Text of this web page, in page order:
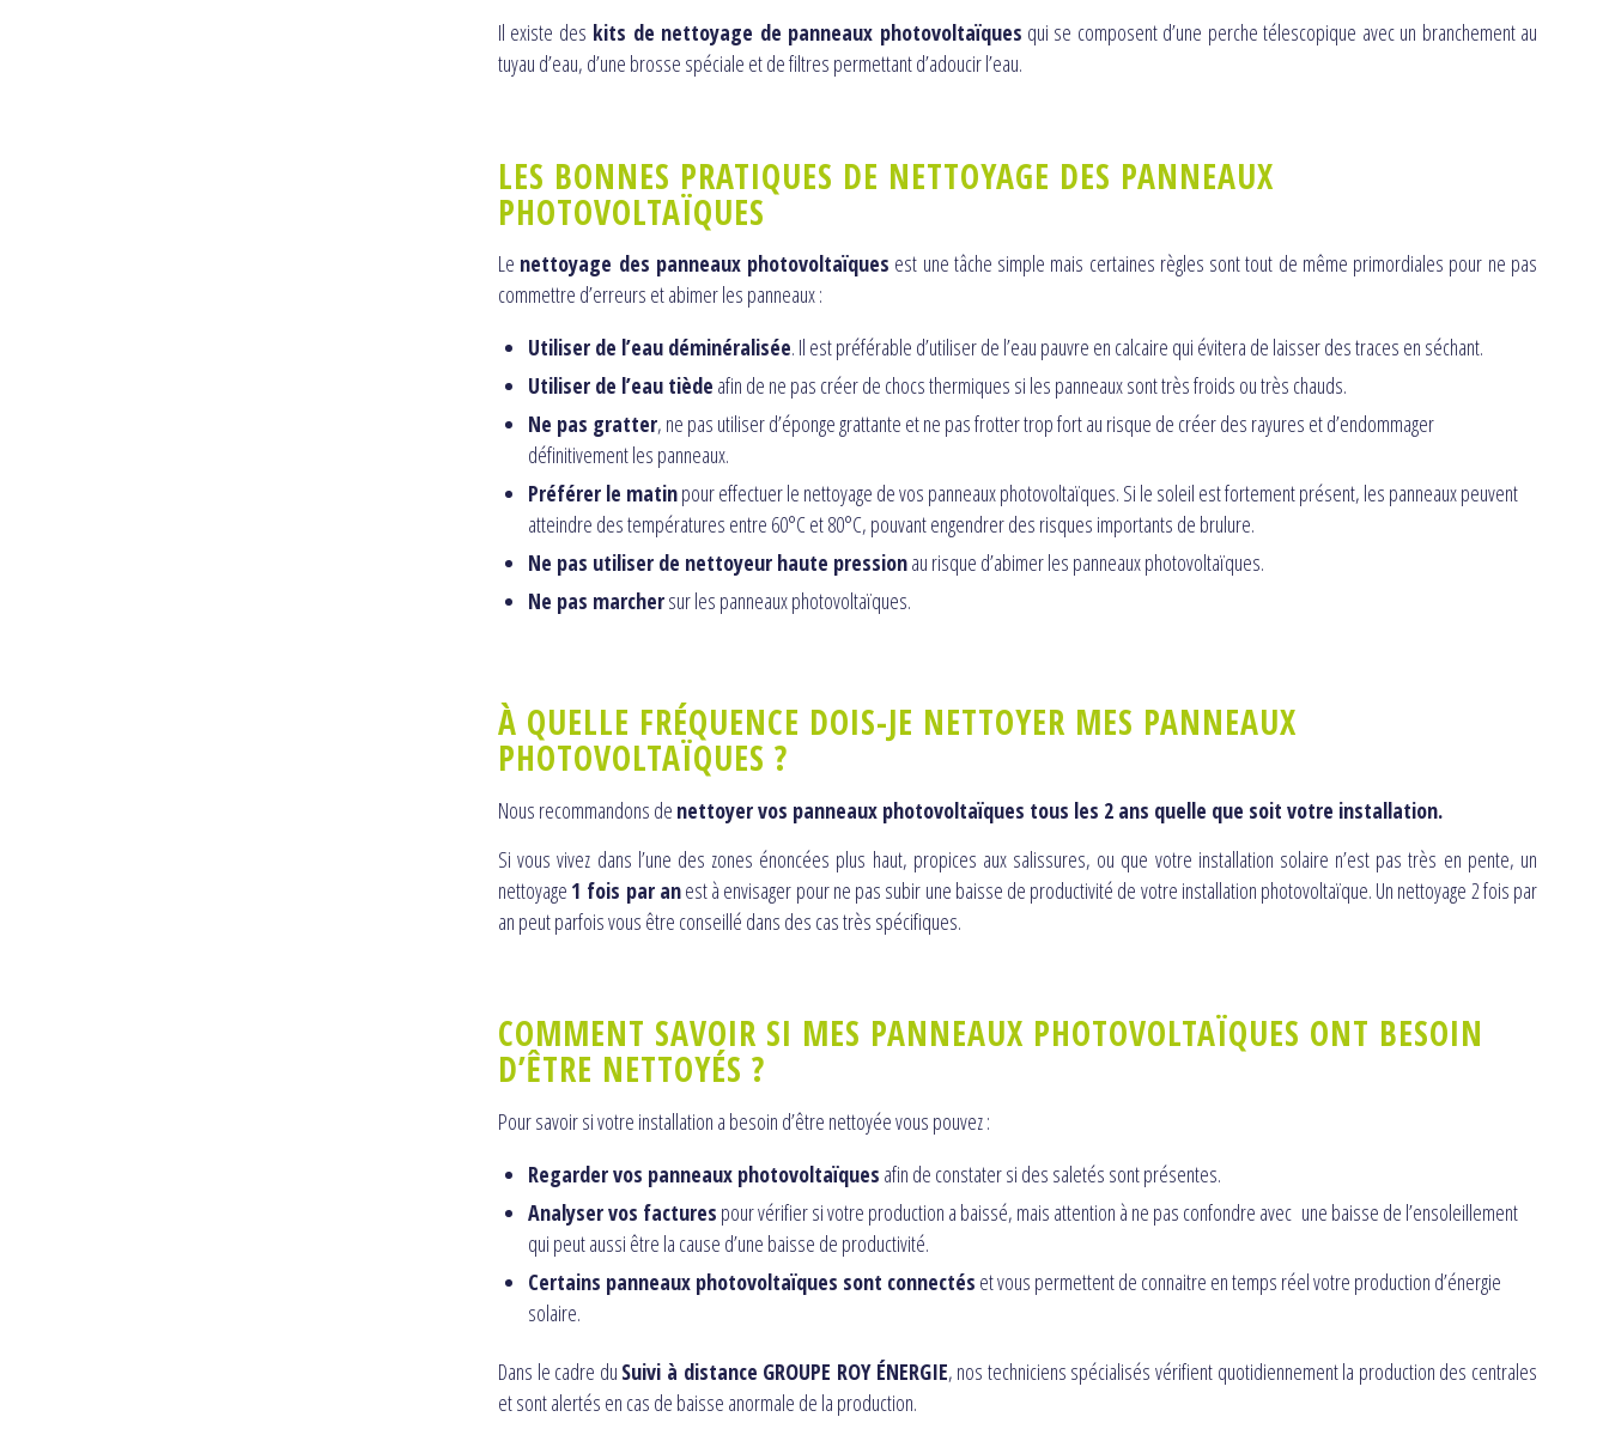
Il existe des kits de nettoyage de panneaux photovoltaïques qui se composent d’une perche télescopique avec un branchement au
tuyau d’eau, d’une brosse spéciale et de filtres permettant d’adoucir l’eau.
LES BONNES PRATIQUES DE NETTOYAGE DES PANNEAUX
PHOTOVOLTAÏQUES
Le nettoyage des panneaux photovoltaïques est une tâche simple mais certaines règles sont tout de même primordiales pour ne pas
commettre d’erreurs et abimer les panneaux :
Utiliser de l’eau déminéralisée. Il est préférable d’utiliser de l’eau pauvre en calcaire qui évitera de laisser des traces en séchant.
Utiliser de l’eau tiède afin de ne pas créer de chocs thermiques si les panneaux sont très froids ou très chauds.
Ne pas gratter, ne pas utiliser d’éponge grattante et ne pas frotter trop fort au risque de créer des rayures et d’endommager
définitivement les panneaux.
Préférer le matinpour effectuer le nettoyage de vos panneaux photovoltaïques. Si le soleil est fortement présent, les panneaux peuvent
atteindre des températures entre 60°C et 80°C, pouvant engendrer des risques importants de brulure.
Ne pas utiliser de nettoyeur haute pressionau risque d’abimer les panneaux photovoltaïques.
Ne pas marchersur les panneaux photovoltaïques.
À QUELLE FRÉQUENCE DOIS-JE NETTOYER MES PANNEAUX
PHOTOVOLTAÏQUES ?
Nous recommandons de nettoyer vos panneaux photovoltaïques tous les 2 ans quelle que soit votre installation.
Si vous vivez dans l’une des zones énoncées plus haut, propices aux salissures, ou que votre installation solaire n’est pas très en pente, un
nettoyage 1 fois par anest à envisager pour ne pas subir une baisse de productivité de votre installation photovoltaïque. Un nettoyage 2 fois par
an peut parfois vous être conseillé dans des cas très spécifiques.
COMMENT SAVOIR SI MES PANNEAUX PHOTOVOLTAÏQUES ONT BESOIN
D’ÊTRE NETTOYÉS ?
Pour savoir si votre installation a besoin d’être nettoyée vous pouvez :
Regarder vos panneaux photovoltaïques afin de constater si des saletés sont présentes.
Analyser vos factures pour vérifier si votre production a baissé, mais attention à ne pas confondre avec une baisse de l’ensoleillement
qui peut aussi être la cause d’une baisse de productivité.
Certains panneaux photovoltaïques sont connectés et vous permettent de connaitre en temps réel votre production d’énergie
solaire.
Dans le cadre du Suivi à distance GROUPE ROY ÉNERGIE, nos techniciens spécialisés vérifient quotidiennement la production des centrales
et sont alertés en cas de baisse anormale de la production.